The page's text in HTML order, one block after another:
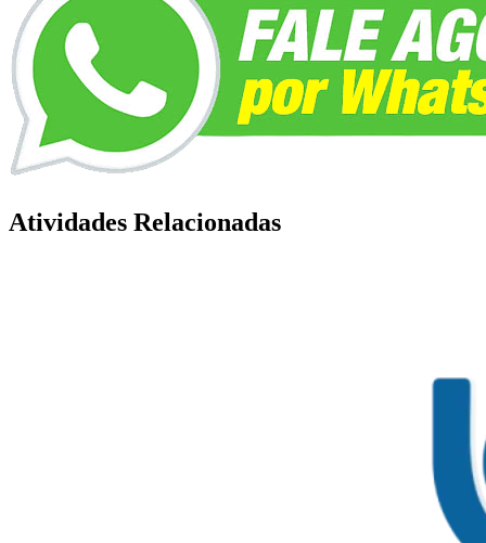
Atividades Relacionadas